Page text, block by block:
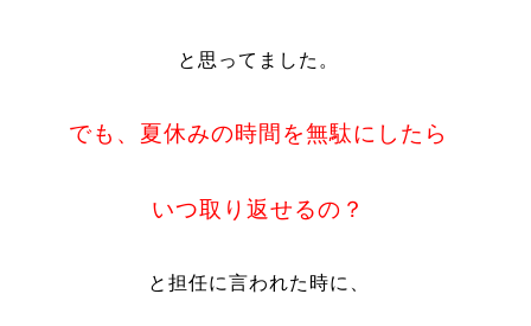
と思ってました。
でも、夏休みの時間を無駄にしたら
いつ取り返せるの？
と担任に言われた時に、